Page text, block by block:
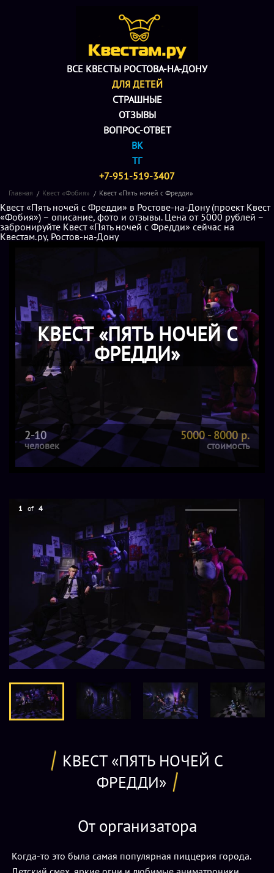
ВСЕ КВЕСТЫ РОСТОВА-НА-ДОНУ
ДЛЯ ДЕТЕЙ
СТРАШНЫЕ
ОТЗЫВЫ
ВОПРОС-ОТВЕТ
ВК
ТГ
+7-951-519-3407
Главная Квест «Фобия» Квест «Пять ночей с Фредди»
Квест «Пять ночей с Фредди» в Ростове-на-Дону (проект Квест
«Фобия») – описание, фото и отзывы. Цена от 5000 рублей –
забронируйте Квест «Пять ночей с Фредди» сейчас на
Квестам.ру, Ростов-на-Дону
КВЕСТ «ПЯТЬ НОЧЕЙ С
ФРЕДДИ»
2-10
человек
5000 - 8000 р.
стоимость
1 of 4
КВЕСТ «ПЯТЬ НОЧЕЙ С
ФРЕДДИ»
От организатора
Когда-то это была самая популярная пиццерия города.